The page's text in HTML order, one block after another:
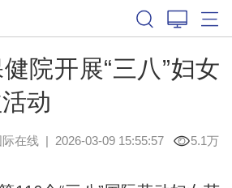
院开展“三八”妇女
动
在线| 2026-03-09 15:55:57 5.1万